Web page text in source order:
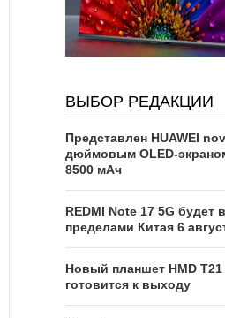
ВЫБОР РЕДАКЦИИ
Представлен HUAWEI
дюймовым OLED-
8500 мАч
REDMI Note 17 5G будет
пределами Китая 6
Новый планшет HMD
готовится к выходу